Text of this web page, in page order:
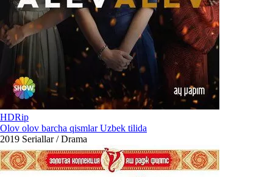
HDRip
Olov olov barcha qismlar Uzbek tilida
2019 Seriallar / Drama